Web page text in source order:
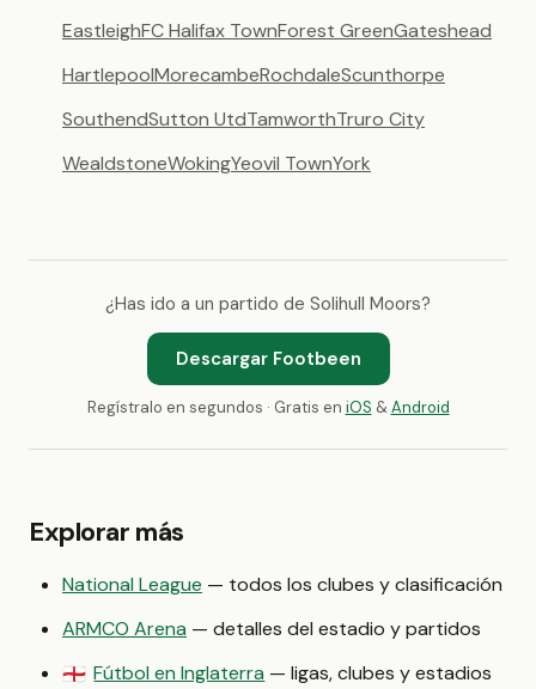
EastleighFC Halifax TownForest GreenGateshead
HartlepoolMorecambeRochdaleScunthorpe
SouthendSutton UtdTamworthTruro City
WealdstoneWokingYeovil TownYork
¿Has ido a un partido de Solihull Moors?
Descargar Footbeen
Regístralo en segundos · Gratis en iOS &Android
Explorar más
National League — todos los clubes y clasificación
ARMCO Arena — detalles del estadio y partidos
🏴󠁧󠁢󠁥󠁮󠁧󠁿 Fútbol en Inglaterra — ligas, clubes y estadios